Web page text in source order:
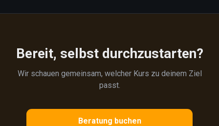
Bereit, selbst durchzustarten?
Wir schauen gemeinsam, welcher Kurs zu deinem Ziel
passt.
Beratung buchen